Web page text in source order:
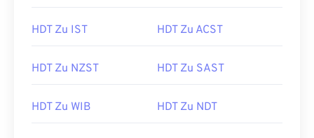
HDT Zu IST HDT Zu ACST
HDT Zu NZST HDT Zu SAST
HDT Zu WIB HDT Zu NDT